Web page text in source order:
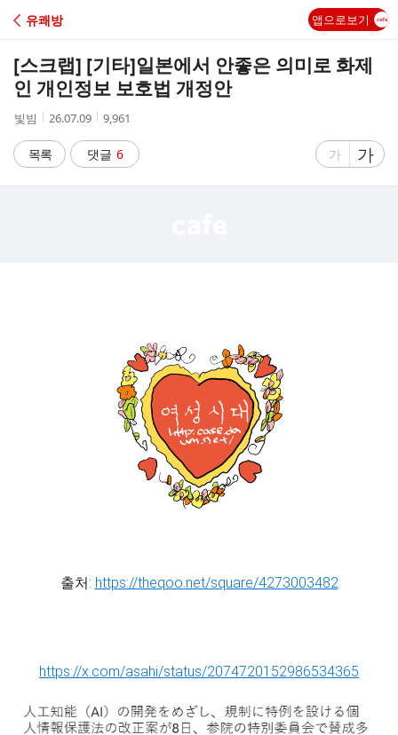
C
A
유쾌방 앱으로보기
[스크랩] [기타]일본에서 안좋은 의미로 화제
인 개인정보 보호법 개정안
작
자
빛빔
작
시
간
26.07.09
조
수
9,961
목록 댓글 6
글
가
글
자
가
출처: https://theqoo.net/square/4273003482
https://x.com/asahi/status/2074720152986534365